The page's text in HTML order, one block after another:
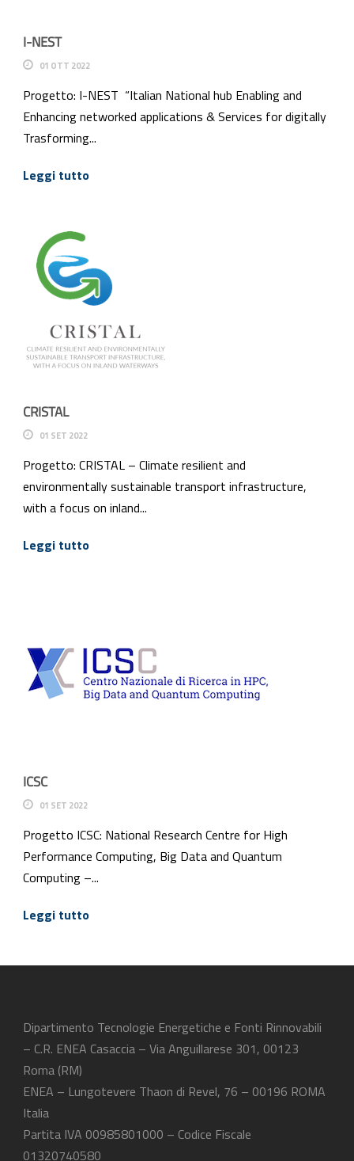
I-NEST
01 OTT 2022
Progetto: I-NEST “Italian National hub Enabling and
Enhancing networked applications & Services for digitally
Trasforming...
Leggi tutto
CRISTAL
01 SET 2022
Progetto: CRISTAL – Climate resilient and
environmentally sustainable transport infrastructure,
with a focus on inland...
Leggi tutto
ICSC
01 SET 2022
Progetto ICSC: National Research Centre for High
Performance Computing, Big Data and Quantum
Computing –...
Leggi tutto
Dipartimento Tecnologie Energetiche e Fonti Rinnovabili
– C.R. ENEA Casaccia – Via Anguillarese 301, 00123
Roma (RM)
ENEA – Lungotevere Thaon di Revel, 76 – 00196 ROMA
Italia
Partita IVA 00985801000 – Codice Fiscale
01320740580